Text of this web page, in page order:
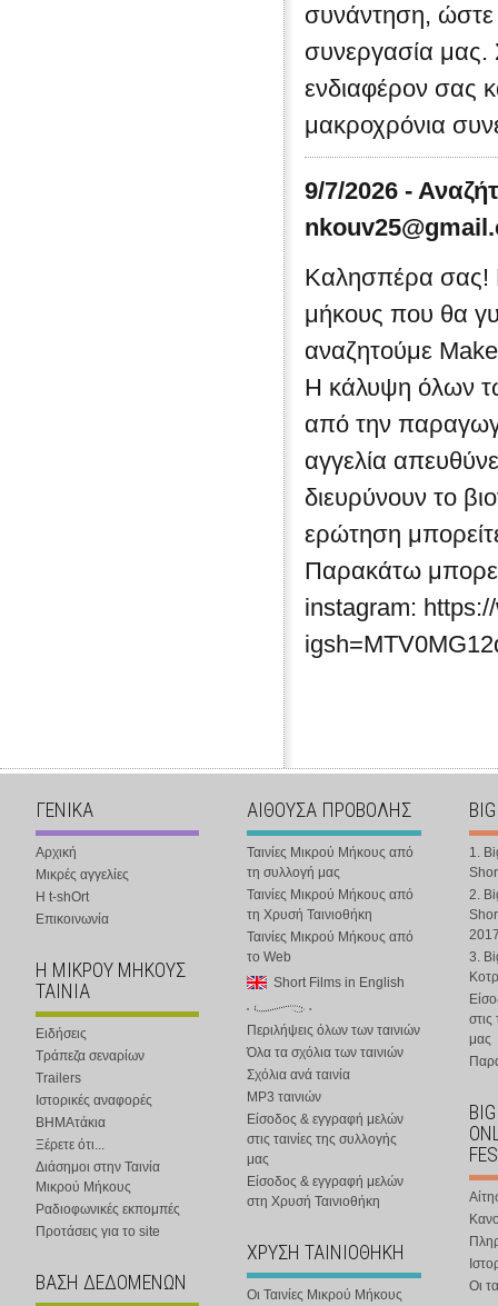
συνάντηση, ώστε
συνεργασία μας.
ενδιαφέρον σας
μακροχρόνια
9/7/2026 -
Καλησπέρα σας!
μήκους που θα
αναζητούμε
Η κάλυψη όλων
από την
αγγελία
διευρύνουν το
ερώτηση
Παρακάτω
instagram:
ΓΕΝΙΚΑ
Αρχική
Μικρές αγγελίες
Η t-shOrt
Επικοινωνία
Η ΜΙΚΡΟΥ ΜΗΚΟΥΣ
ΤΑΙΝΙΑ
Ειδήσεις
Τράπεζα σεναρίων
Trailers
Ιστορικές αναφορές
ΒΗΜΑτάκια
Ξέρετε ότι...
Διάσημοι στην Ταινία
Μικρού Μήκους
Ραδιοφωνικές εκπομπές
Προτάσεις για το site
ΒΑΣΗ ΔΕΔΟΜΕΝΩΝ
ΑΙΘΟΥΣΑ ΠΡΟΒΟΛΗΣ
Ταινίες Μικρού Μήκους από
τη συλλογή μας
Ταινίες Μικρού Μήκους από
τη Χρυσή Ταινιοθήκη
Ταινίες Μικρού Μήκους από
το Web
Short Films in English
Περιλήψεις όλων των ταινιών
Όλα τα σχόλια των ταινιών
Σχόλια ανά ταινία
MP3 ταινιών
Είσοδος & εγγραφή μελών
στις ταινίες της συλλογής
μας
Είσοδος & εγγραφή μελών
στη Χρυσή Ταινιοθήκη
ΧΡΥΣΗ ΤΑΙΝΙΟΘΗΚΗ
Οι Ταινίες Μικρού Μήκους
1.
2.
3.
στις
μας
Οι